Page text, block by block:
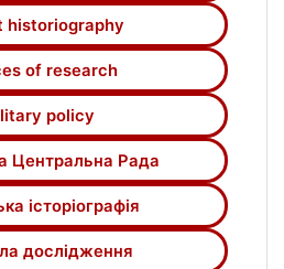
й
радянської
теми.
historiography
of research
policy
Центральна Рада
історіографія
дослідження